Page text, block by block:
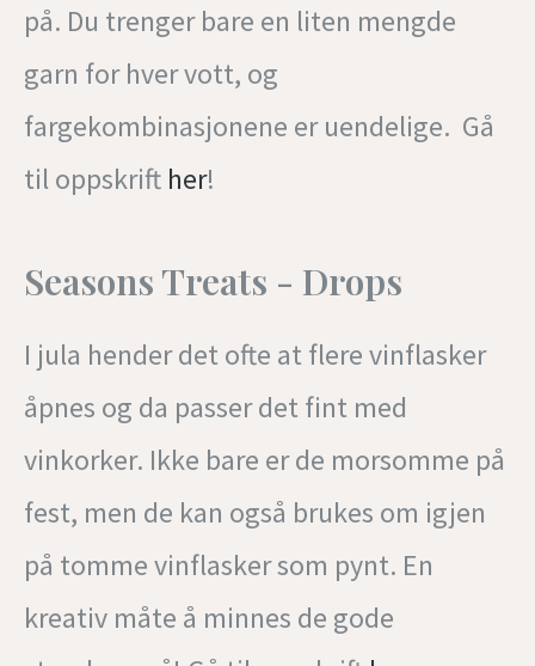
på. Du trenger bare en liten mengde
garn for hver vott, og
fargekombinasjonene er uendelige. Gå
til oppskrift her!
Seasons Treats - Drops
I jula hender det ofte at flere vinflasker
åpnes og da passer det fint med
vinkorker. Ikke bare er de morsomme på
fest, men de kan også brukes om igjen
på tomme vinflasker som pynt. En
kreativ måte å minnes de gode